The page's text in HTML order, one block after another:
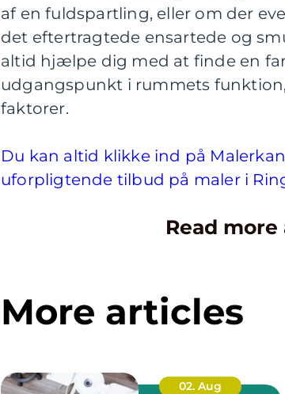
af en fuldspartling, eller om der
det eftertragtede ensartede og
altid hjælpe dig med at finde en
udgangspunkt i rummets
faktorer.
Du kan altid klikke ind på
uforpligtende tilbud på maler i
Read
More articles
02. Aug